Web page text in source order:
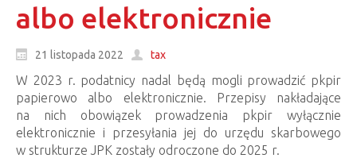
albo elektronicznie
21 listopada 2022 tax
W 2023 r. podatnicy nadal będą mogli prowadzić pkpir
papierowo albo elektronicznie. Przepisy nakładające
na nich obowiązek prowadzenia pkpir wyłącznie
elektronicznie i przesyłania jej do urzędu skarbowego
w strukturze JPK zostały odroczone do 2025 r.